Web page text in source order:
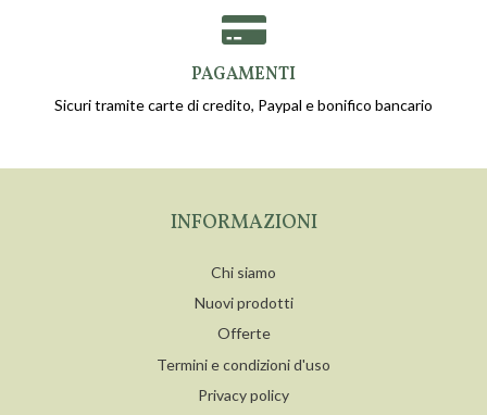
PAGAMENTI
Sicuri tramite carte di credito, Paypal e bonifico bancario
INFORMAZIONI
Chi siamo
Nuovi prodotti
Offerte
Termini e condizioni d'uso
Privacy policy